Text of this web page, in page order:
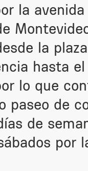
la avenida
la plaza
hasta el
lo que
paseo de
de
por